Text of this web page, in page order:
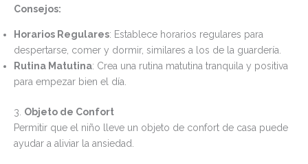
Consejos:
Horarios Regulares: Establece horarios regulares para
despertarse, comer y dormir, similares a los de la guardería.
Rutina Matutina: Crea una rutina matutina tranquila y positiva
para empezar bien el día.
3. Objeto de Confort
Permitir que el niño lleve un objeto de confort de casa puede
ayudar a aliviar la ansiedad.